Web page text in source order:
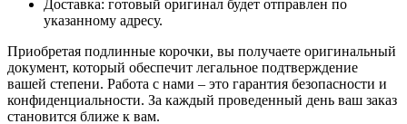
Доставка: готовый оригинал будет отправлен по
указанному адресу.
Приобретая подлинные корочки, вы получаете оригинальный
документ, который обеспечит легальное подтверждение
вашей степени. Работа с нами – это гарантия безопасности и
конфиденциальности. За каждый проведенный день ваш заказ
становится ближе к вам.